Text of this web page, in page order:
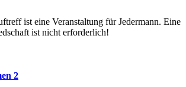
ist eine Veranstaltung für Jedermann. Eine
ist nicht erforderlich!
2